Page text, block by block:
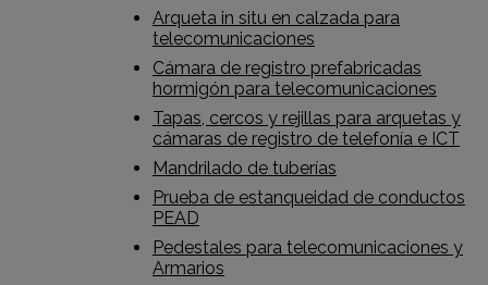
Arqueta in situ en calzada para
telecomunicaciones
Cámara de registro prefabricadas
hormigón para telecomunicaciones
Tapas, cercos y rejillas para arquetas y
cámaras de registro de telefonía e ICT
Mandrilado de tuberías
Prueba de estanqueidad de conductos
PEAD
Pedestales para telecomunicaciones y
Armarios